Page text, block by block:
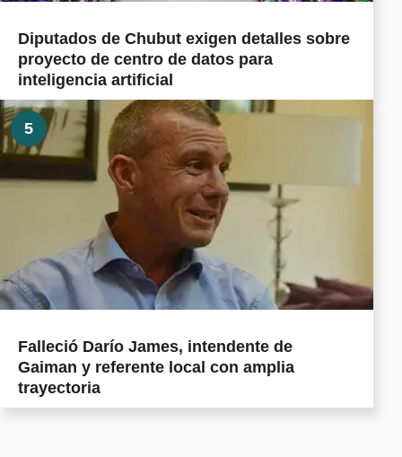
Diputados de Chubut exigen detalles sobre
proyecto de centro de datos para
inteligencia artificial
5
Falleció Darío James, intendente de
Gaiman y referente local con amplia
trayectoria